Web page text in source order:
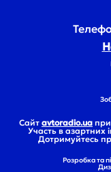
Сайт avtoradio.ua
Участь в азартних
Дотримуйтесь
Розробка та